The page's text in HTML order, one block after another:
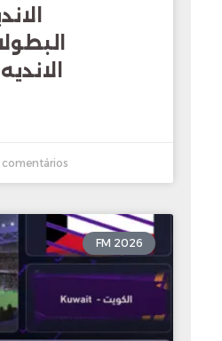
comentários
FM 2026